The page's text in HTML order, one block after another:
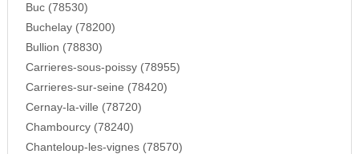
Buc (78530)
Buchelay (78200)
Bullion (78830)
Carrieres-sous-poissy (78955)
Carrieres-sur-seine (78420)
Cernay-la-ville (78720)
Chambourcy (78240)
Chanteloup-les-vignes (78570)